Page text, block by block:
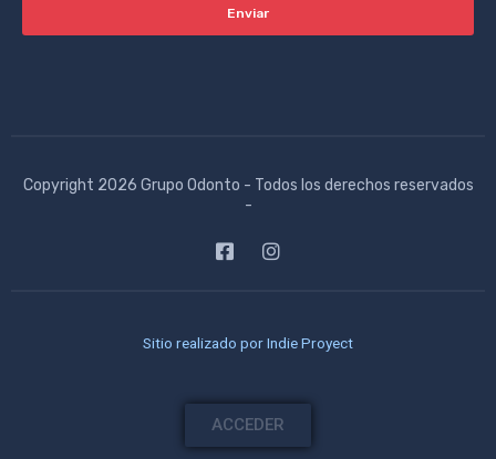
Enviar
Copyright 2026 Grupo Odonto - Todos los derechos reservados
-
F
a
o
-
s
q
I
n
g
m
Sitio realizado porIndie Proyect
ACCEDER